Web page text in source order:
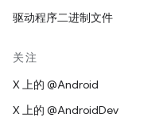
驱动程序二进制文件
关注
X 上的 @Android
X 上的 @AndroidDev